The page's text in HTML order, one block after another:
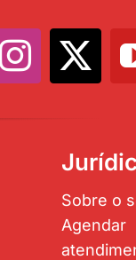
Sobre o
Agendar